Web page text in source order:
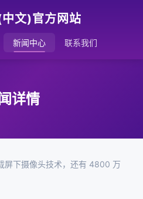
文)官方网站
新闻中心 联系我们
详情
屏下摄像头技术，还有 4800 万